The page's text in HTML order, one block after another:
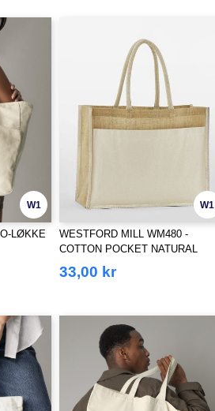
W1
LØKKE
W1
WESTFORD MILL WM480 -
COTTON POCKET NATURAL
STARCHED JUTE SHOPPER
33,00 kr